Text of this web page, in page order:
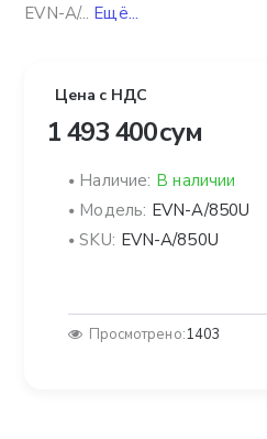
EVN-A/... Ещё...
Цена с НДС
1 493 400 сум
Наличие: В наличии
Модель: EVN-A/850U
SKU: EVN-A/850U
Просмотрено:1403